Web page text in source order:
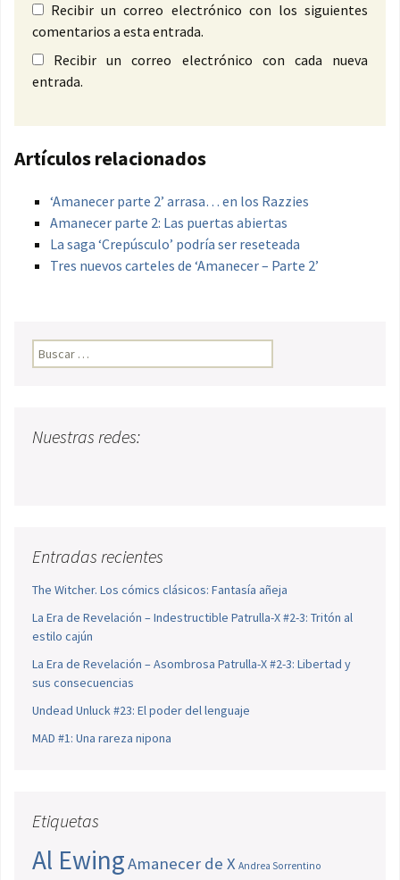
Recibir un correo electrónico con los siguientes
comentarios a esta entrada.
Recibir un correo electrónico con cada nueva
entrada.
Artículos relacionados
‘Amanecer parte 2’ arrasa… en los Razzies
Amanecer parte 2: Las puertas abiertas
La saga ‘Crepúsculo’ podría ser reseteada
Tres nuevos carteles de ‘Amanecer – Parte 2’
Buscar:
Nuestras redes:
Entradas recientes
The Witcher. Los cómics clásicos: Fantasía añeja
La Era de Revelación – Indestructible Patrulla-X #2-3: Tritón al
estilo cajún
La Era de Revelación – Asombrosa Patrulla-X #2-3: Libertad y
sus consecuencias
Undead Unluck #23: El poder del lenguaje
MAD #1: Una rareza nipona
Etiquetas
Al EwingAmanecer de X Andrea Sorrentino